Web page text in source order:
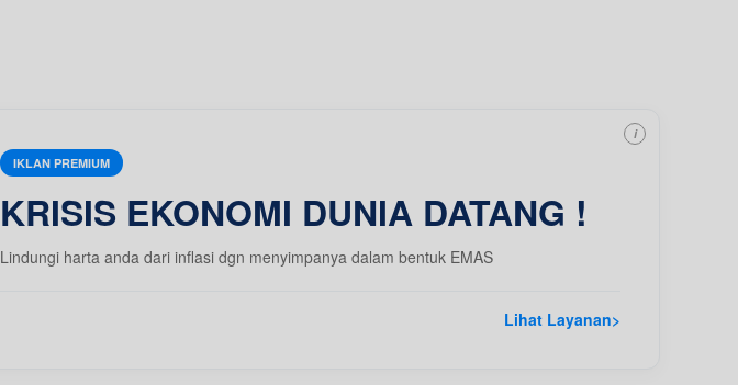
IKLAN PREMIUM
KRISIS EKONOMI DUNIA DATANG !
Lindungi harta anda dari inflasi dgn menyimpanya dalam bentuk EMAS
Lihat Layanan>
i